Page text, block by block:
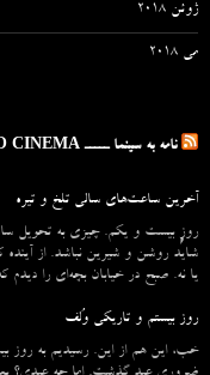
ژوئن 2018
می 2018
نامه به سینما ـــــ LETTER TO CINEMA
آخرین ساعت‌های سالی تلخ و تیره
روزِ بیست و یکم. چیزی به تحویل
شاید روشن و شیرین نباشد. از آینده
یا نه. صبح در خیابان بچه‌ای را
روز بیستم و تاریکی وُلف
خب، این هم از این. رسیدیم به روز